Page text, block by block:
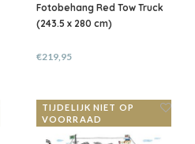
Fotobehang Red Tow Truck
(243.5 x 280 cm)
€219,95
TIJDELIJK NIET OP
VOORRAAD